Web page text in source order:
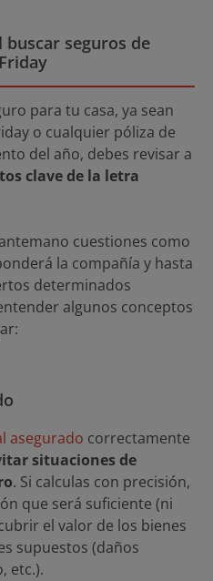
buscar seguros de
para tu casa, ya sean
o cualquier póliza de
del año, debes revisar a
clave de la letra
cuestiones como
la compañía y hasta
determinados
algunos conceptos
asegurado correctamente
situaciones de
. Si calculas con precisión,
que será suficiente (ni
el valor de los bienes
supuestos (daños
etc.).